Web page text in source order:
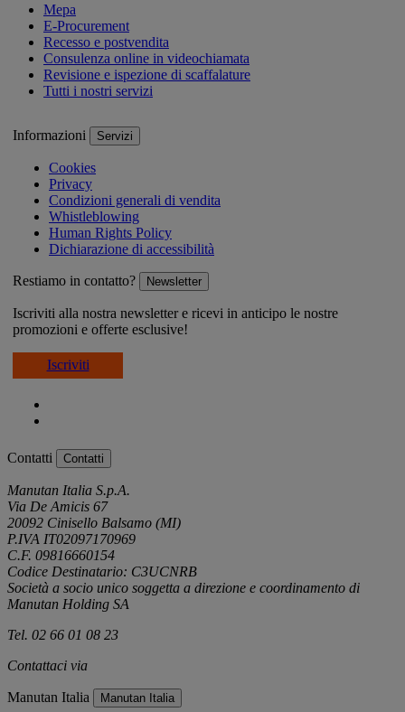
Mepa
E-Procurement
Recesso e postvendita
Consulenza online in videochiamata
Revisione e ispezione di scaffalature
Tutti i nostri servizi
Informazioni Servizi
Cookies
Privacy
Condizioni generali di vendita
Whistleblowing
Human Rights Policy
Dichiarazione di accessibilità
Restiamo in contatto? Newsletter
Iscriviti alla nostra newsletter e ricevi in anticipo le nostre
promozioni e offerte esclusive!
Iscriviti
Contatti Contatti
Manutan Italia S.p.A.
Via De Amicis 67
20092 Cinisello Balsamo (MI)
P.IVA IT02097170969
C.F. 09816660154
Codice Destinatario: C3UCNRB
Società a socio unico soggetta a direzione e coordinamento di
Manutan Holding SA
Tel. 02 66 01 08 23
Contattaci via
Manutan Italia Manutan Italia